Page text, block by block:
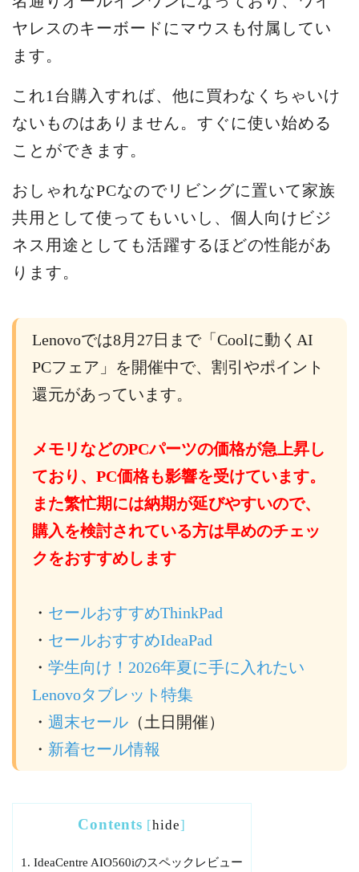
ヤレスのキーボードにマウスも付属してい
ます。
これ1台購入すれば、他に買わなくちゃいけ
ないものはありません。すぐに使い始める
ことができます。
おしゃれなPCなのでリビングに置いて家族
共用として使ってもいいし、個人向けビジ
ネス用途としても活躍するほどの性能があ
ります。
Lenovoでは8月27日まで「Coolに動くAI
PCフェア」を開催中で、割引やポイント
還元があっています。
メモリなどのPCパーツの価格が急上昇し
ており、PC価格も影響を受けています。
また繁忙期には納期が延びやすいので、
購入を検討されている方は早めのチェッ
クをおすすめします
・ セールおすすめThinkPad
・ セールおすすめIdeaPad
・ 学生向け！2026年夏に手に入れたい
Lenovoタブレット特集
・ 週末セール （土日開催）
・ 新着セール情報
Contents [hide]
1. IdeaCentre AIO560iのスペックレビュー